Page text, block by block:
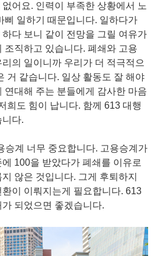
어요. 인력이 부족한 상황에서 노
삐 일하기 때문입니다. 일하다가
다 보니 같이 전망을 그릴 여유가
조직하고 있습니다. 폐쇄와 고용
의 일이니까 우리가 더 적극적으
거 같습니다. 일상 활동도 잘 해야
연대해 주는 분들에게 감사한 마음
희도 힘이 납니다. 함께 613 대행
다.
승계 너무 중요합니다. 고용승계가
100을 받았다가 폐쇄를 이유로
않은 것입니다. 그게 후퇴하지
이 이뤄지는게 필요합니다. 613
되었으면 좋겠습니다.